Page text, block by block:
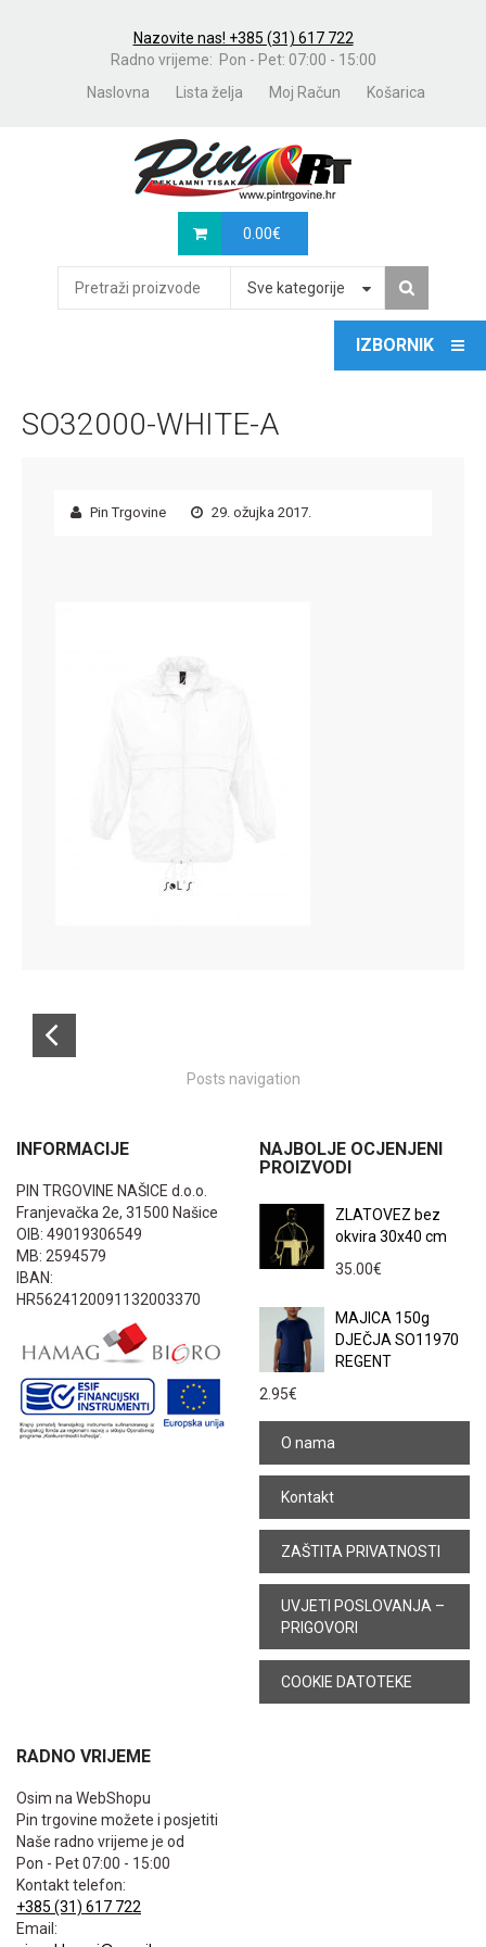
Nazovite nas! +385 (31) 617 722
Radno vrijeme: Pon - Pet: 07:00 - 15:00
Naslovna
Lista želja Moj Račun Košarica
0.00€
Sve kategorije
SO32000-WHITE-A
Pin Trgovine 29. ožujka 2017.
Posts navigation
INFORMACIJE
PIN TRGOVINE NAŠICE d.o.o.
Franjevačka 2e, 31500 Našice
OIB: 49019306549
MB: 2594579
IBAN:
HR5624120091132003370
NAJBOLJE OCJENJENI
PROIZVODI
ZLATOVEZ bez
okvira 30x40 cm
35.00€
MAJICA 150g
DJEČJA SO11970
REGENT
2.95€
O nama
Kontakt
ZAŠTITA PRIVATNOSTI
UVJETI POSLOVANJA –
PRIGOVORI
COOKIE DATOTEKE
RADNO VRIJEME
Osim na WebShopu
Pin trgovine možete i posjetiti
Naše radno vrijeme je od
Pon - Pet 07:00 - 15:00
Kontakt telefon:
+385 (31) 617 722
Email: